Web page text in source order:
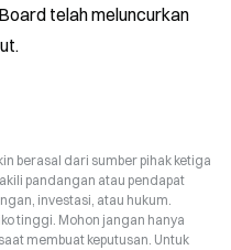
telah meluncurkan
berasal dari sumber pihak ketiga
pandangan atau pendapat
investasi, atau hukum.
tinggi. Mohon jangan hanya
membuat keputusan. Untuk